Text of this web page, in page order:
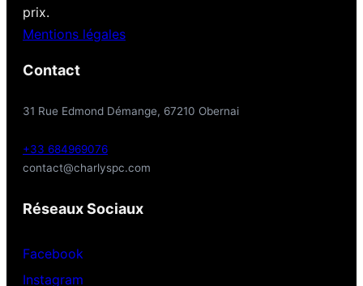
prix.
Mentions légales
Contact
31 Rue Edmond Démange, 67210 Obernai
+33 684969076
contact@charlyspc.com
Réseaux Sociaux
Facebook
Instagram